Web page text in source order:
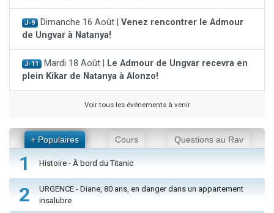
J-9 Dimanche 16 Août | Venez rencontrer le Admour
de Ungvar à Natanya!
J-11 Mardi 18 Août |
Le Admour de Ungvar recevra en
plein Kikar de Natanya à Alonzo!
Voir tous les événements à venir
+ Populaires Cours Questions au Rav
1 Histoire - À bord du Titanic
2
URGENCE - Diane, 80 ans, en danger dans un appartement
insalubre